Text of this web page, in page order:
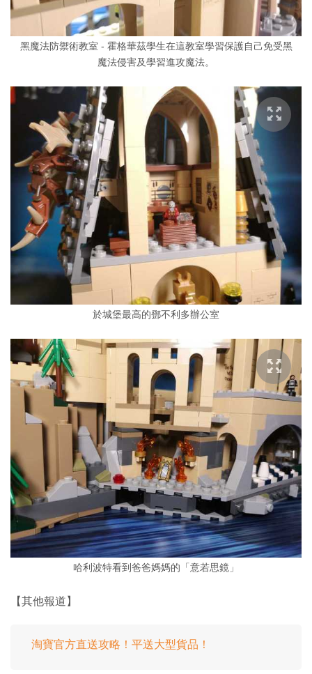
黑魔法防禦術教室 - 霍格華茲學生在這教室學習保護自己免受黑
魔法侵害及學習進攻魔法。
於城堡最高的鄧不利多辦公室
哈利波特看到爸爸媽媽的「意若思鏡」
【其他報道】
淘寶官方直送攻略！平送大型貨品！